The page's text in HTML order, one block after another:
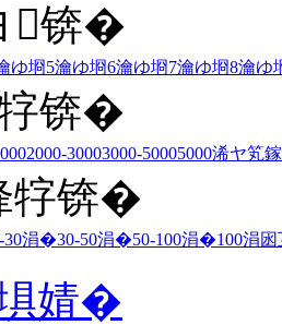
锛�
ゆ埛5瀹ゆ埛6瀹ゆ埛7瀹ゆ埛8瀹ゆ
锛�
2000-30003000-50005000浠ヤ笂
牸锛�
30涓�30-50涓�50-100涓�100涓
婧�